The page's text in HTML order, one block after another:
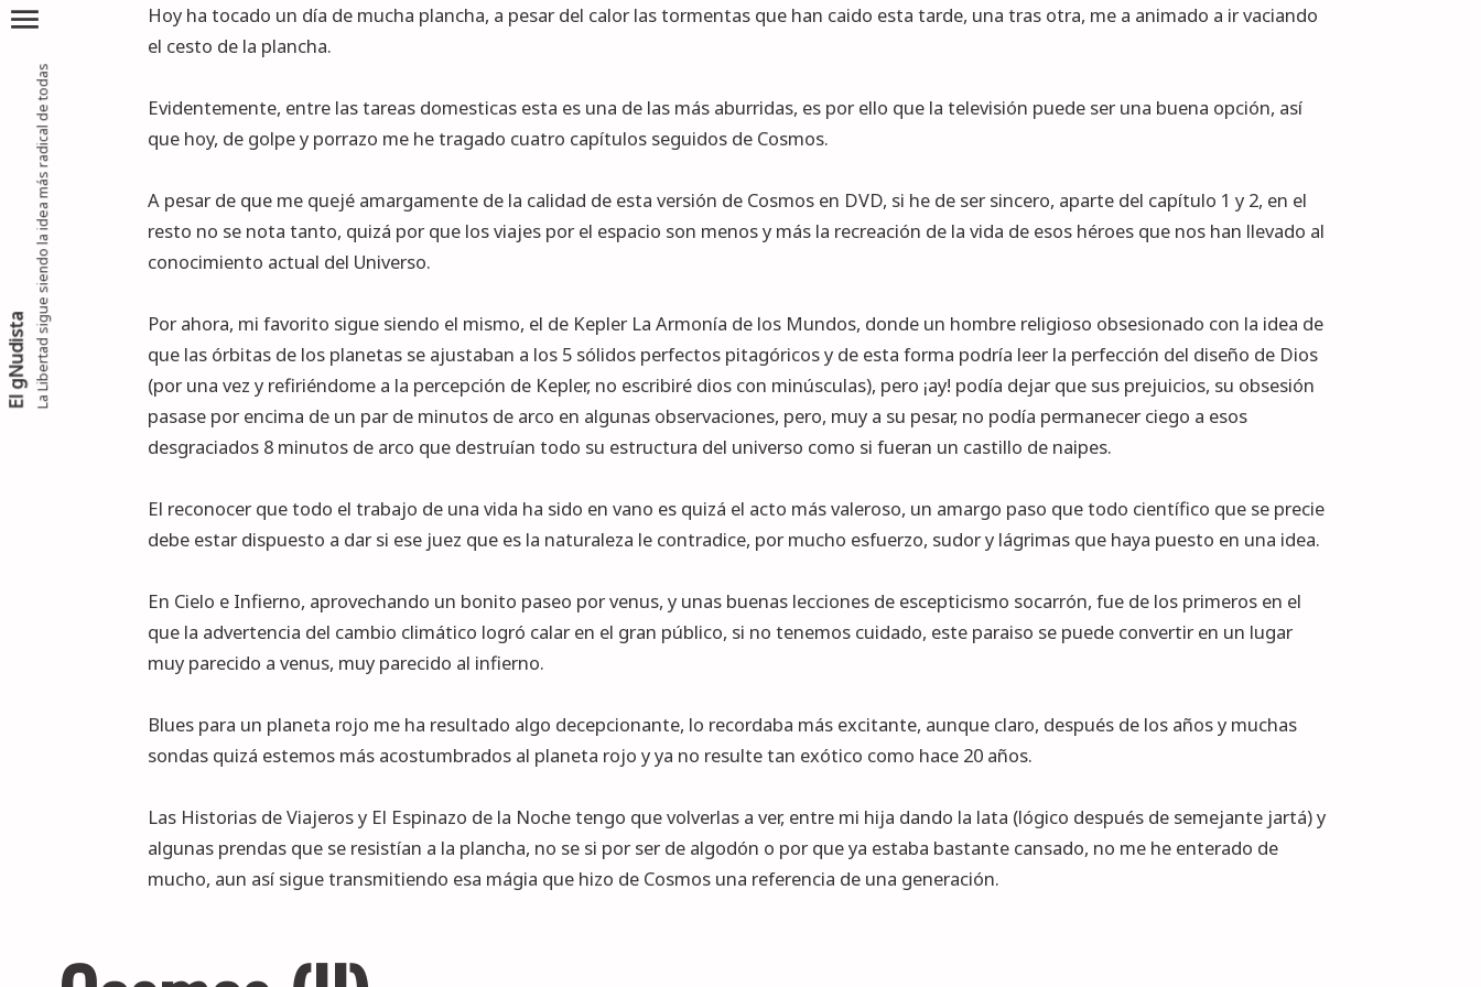
El gNudistaLa Libertad sigue siendo la idea más radical de todas
menu
Hoy ha tocado un día de mucha plancha, a pesar del calor las tormentas que han caido esta tarde, una tras otra, me a animado a ir vaciando
el cesto de la plancha.
Evidentemente, entre las tareas domesticas esta es una de las más aburridas, es por ello que la televisión puede ser una buena opción, así
que hoy, de golpe y porrazo me he tragado cuatro capítulos seguidos de Cosmos.
A pesar de que me quejé amargamente de la calidad de esta versión de Cosmos en DVD, si he de ser sincero, aparte del capítulo 1 y 2, en el
resto no se nota tanto, quizá por que los viajes por el espacio son menos y más la recreación de la vida de esos héroes que nos han llevado al
conocimiento actual del Universo.
Por ahora, mi favorito sigue siendo el mismo, el de Kepler La Armonía de los Mundos, donde un hombre religioso obsesionado con la idea de
que las órbitas de los planetas se ajustaban a los 5 sólidos perfectos pitagóricos y de esta forma podría leer la perfección del diseño de Dios
(por una vez y refiriéndome a la percepción de Kepler, no escribiré dios con minúsculas), pero ¡ay! podía dejar que sus prejuicios, su obsesión
pasase por encima de un par de minutos de arco en algunas observaciones, pero, muy a su pesar, no podía permanecer ciego a esos
desgraciados 8 minutos de arco que destruían todo su estructura del universo como si fueran un castillo de naipes.
El reconocer que todo el trabajo de una vida ha sido en vano es quizá el acto más valeroso, un amargo paso que todo científico que se precie
debe estar dispuesto a dar si ese juez que es la naturaleza le contradice, por mucho esfuerzo, sudor y lágrimas que haya puesto en una idea.
En Cielo e Infierno, aprovechando un bonito paseo por venus, y unas buenas lecciones de escepticismo socarrón, fue de los primeros en el
que la advertencia del cambio climático logró calar en el gran público, si no tenemos cuidado, este paraiso se puede convertir en un lugar
muy parecido a venus, muy parecido al infierno.
Blues para un planeta rojo me ha resultado algo decepcionante, lo recordaba más excitante, aunque claro, después de los años y muchas
sondas quizá estemos más acostumbrados al planeta rojo y ya no resulte tan exótico como hace 20 años.
Las Historias de Viajeros y El Espinazo de la Noche tengo que volverlas a ver, entre mi hija dando la lata (lógico después de semejante jartá) y
algunas prendas que se resistían a la plancha, no se si por ser de algodón o por que ya estaba bastante cansado, no me he enterado de
mucho, aun así sigue transmitiendo esa mágia que hizo de Cosmos una referencia de una generación.